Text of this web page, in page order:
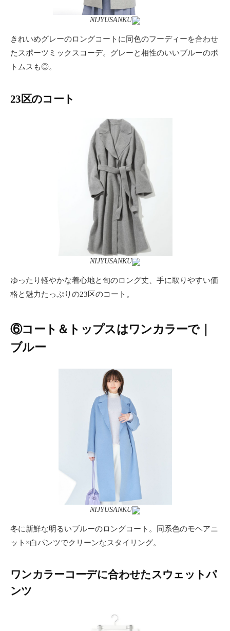
NIJYUSANKU
きれいめグレーのロングコートに同色のフーディーを合わせ
たスポーツミックスコーデ。グレーと相性のいいブルーのボ
トムスも◎。
23区のコート
NIJYUSANKU
ゆったり軽やかな着心地と旬のロング丈、手に取りやすい価
格と魅力たっぷりの23区のコート。
⑥コート＆トップスはワンカラーで｜
ブルー
NIJYUSANKU
冬に新鮮な明るいブルーのロングコート。同系色のモヘアニ
ット×白パンツでクリーンなスタイリング。
ワンカラーコーデに合わせたスウェットパ
ンツ